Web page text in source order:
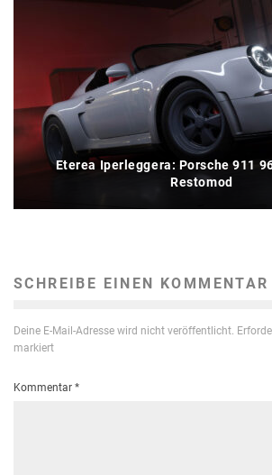
Eterea Iperleggera: Porsche 911
Restomod
SCHREIBE EINEN KOMMENTAR
Deine E-Mail-Adresse wird nicht veröffentlicht.
markiert
Kommentar *